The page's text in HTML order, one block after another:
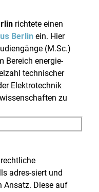
richtete einen
Berlin ein. Hier
(M.Sc.)
Bereich energie-
technischer
Elektrotechnik
zu
adres-siert und
Ansatz. Diese auf